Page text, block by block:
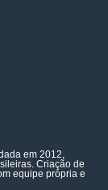
em 2012,
Criação de
equipe própria e